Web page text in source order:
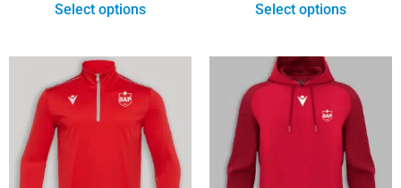
Select options Select options